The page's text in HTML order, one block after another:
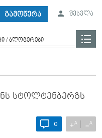
გამოწერა შესვლა
/ ბლოგერები
სტოლტენბერგს
0 +A −A